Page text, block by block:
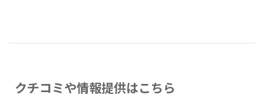
クチコミや情報提供はこちら